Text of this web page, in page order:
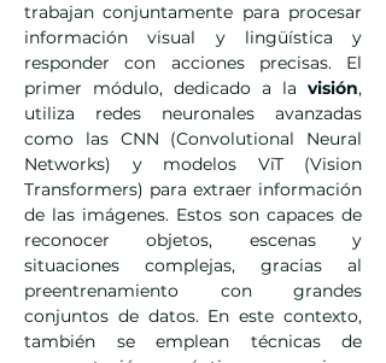
trabajan conjuntamente para procesar
información visual y lingüística y
responder con acciones precisas. El
primer módulo, dedicado a la visión,
utiliza redes neuronales avanzadas
como las CNN (Convolutional Neural
Networks) y modelos ViT (Vision
Transformers) para extraer información
de las imágenes. Estos son capaces de
reconocer objetos, escenas y
situaciones complejas, gracias al
preentrenamiento con grandes
conjuntos de datos. En este contexto,
también se emplean técnicas de